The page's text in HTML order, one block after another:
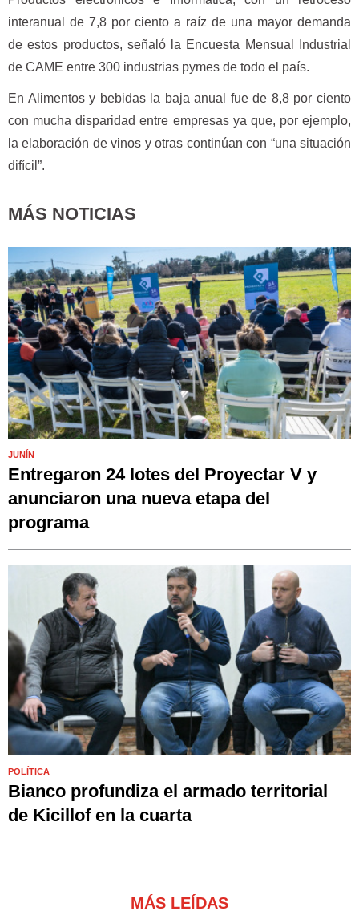
interanual de 7,8 por ciento a raíz de una mayor demanda
de estos productos, señaló la Encuesta Mensual Industrial
de CAME entre 300 industrias pymes de todo el país.
En Alimentos y bebidas la baja anual fue de 8,8 por ciento
con mucha disparidad entre empresas ya que, por ejemplo,
la elaboración de vinos y otras continúan con “una situación
difícil”.
MÁS NOTICIAS
JUNÍN
Entregaron 24 lotes del Proyectar V y
anunciaron una nueva etapa del
programa
POLÍTICA
Bianco profundiza el armado territorial
de Kicillof en la cuarta
MÁS LEÍDAS